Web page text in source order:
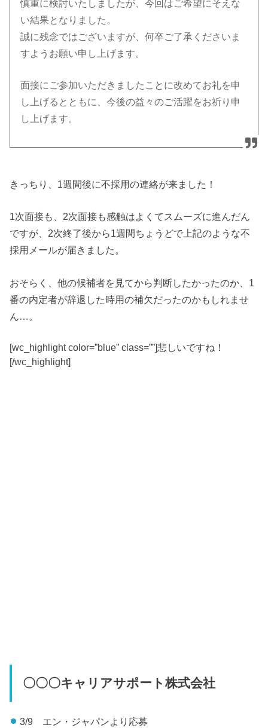
慎重に検討いたしましたが、今回はご希望にそえな
い結果となりました。
誠に残念ではございますが、何卒ご了承くださいま
すようお願い申し上げます。
面接にご参加いただきましたことに改めてお礼を申
し上げるとともに、今後の益々のご活躍をお祈り申
し上げます。
きっちり、1週間後に不採用の連絡が来ました！
1次面接も、2次面接も感触はよくてスムーズに進んだん
ですが、2次終了後から1週間ちょうどで上記のような不
採用メールが届きました。
おそらく、他の候補者を見てから判断したかったのか、1
番の内定者が辞退した時用の補欠だったのかもしれませ
ん…。
[wc_highlight color=”blue” class=””]悲しいですね！
[/wc_highlight]
〇〇〇キャリアサポート株式会社
3/9 エン・ジャパンより応募